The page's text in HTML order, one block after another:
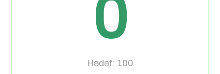
0
Hədəf: 100